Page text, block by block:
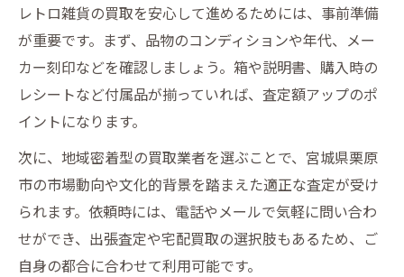
レトロ雑貨の買取を安心して進めるためには、事前準備
が重要です。まず、品物のコンディションや年代、メー
カー刻印などを確認しましょう。箱や説明書、購入時の
レシートなど付属品が揃っていれば、査定額アップのポ
イントになります。
次に、地域密着型の買取業者を選ぶことで、宮城県栗原
市の市場動向や文化的背景を踏まえた適正な査定が受け
られます。依頼時には、電話やメールで気軽に問い合わ
せができ、出張査定や宅配買取の選択肢もあるため、ご
自身の都合に合わせて利用可能です。